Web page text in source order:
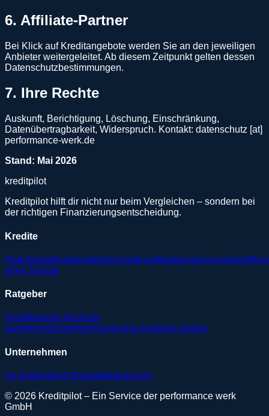
6. Affiliate-Partner
Bei Klick auf Kreditangebote werden Sie an den jeweiligen
Anbieter weitergeleitet. Ab diesem Zeitpunkt gelten dessen
Datenschutzbestimmungen.
7. Ihre Rechte
Auskunft, Berichtigung, Löschung, Einschränkung,
Datenübertragbarkeit, Widerspruch. Kontakt: datenschutz [at]
performance-werk.de
Stand: Mai 2026
kreditpilot
Kreditpilot hilft dir nicht nur beim Vergleichen – sondern bei
der richtigen Finanzierungsentscheidung.
Kredite
RatenkreditAutokreditUmschuldungModernisierungskredit
ohne Schufa
Ratgeber
KreditvergleichSchufa
verstehenZinsentwicklungUmschuldung planen
Unternehmen
So funktioniert'sKontaktImpressum
© 2026 Kreditpilot – Ein Service der performance werk
GmbH